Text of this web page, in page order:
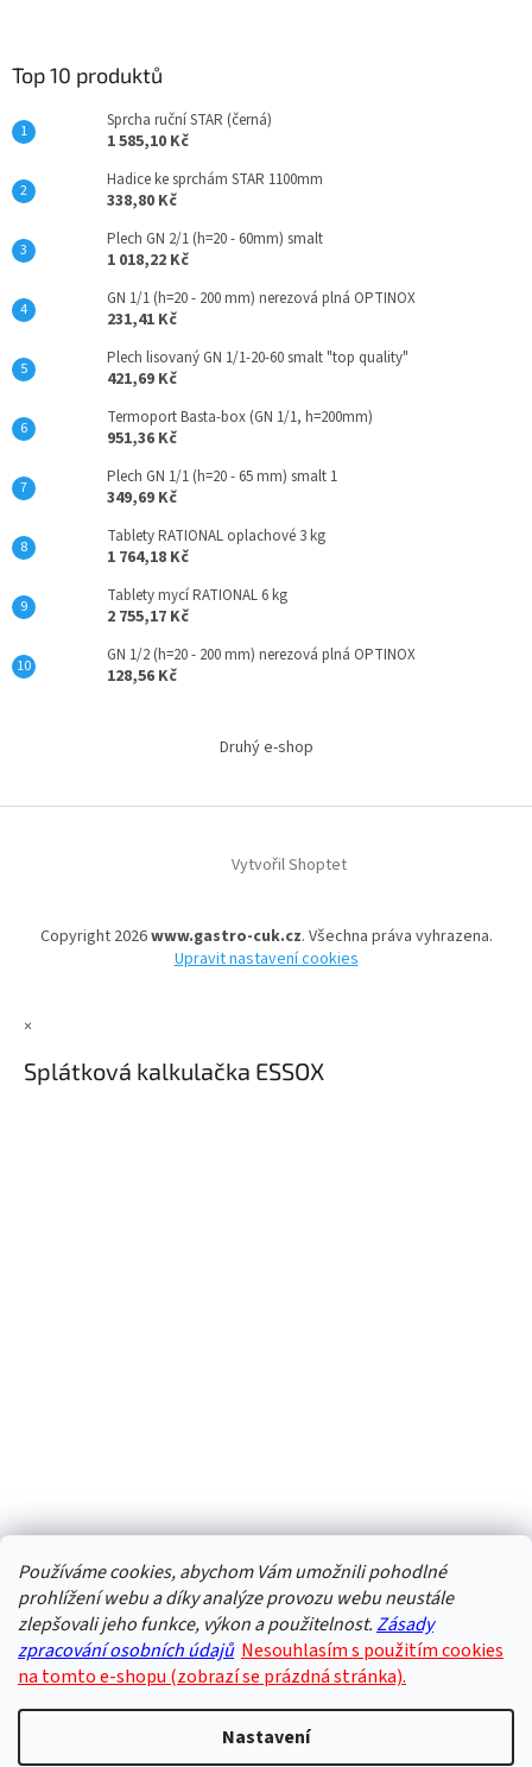
Používáme cookies, abychom Vám umožnili pohodlné
prohlížení webu a díky analýze provozu webu neustále
zlepšovali jeho funkce, výkon a použitelnost.Zásady
zpracování osobních údajů Nesouhlasím s použitím cookies
na tomto e-shopu (zobrazí se prázdná stránka).
Nastavení
Top 10 produktů
Sprcha ruční STAR (černá)
1 585,10 Kč
Hadice ke sprchám STAR 1100mm
338,80 Kč
Plech GN 2/1 (h=20 - 60mm) smalt
1 018,22 Kč
GN 1/1 (h=20 - 200 mm) nerezová plná OPTINOX
231,41 Kč
Plech lisovaný GN 1/1-20-60 smalt "top quality"
421,69 Kč
Termoport Basta-box (GN 1/1, h=200mm)
951,36 Kč
Plech GN 1/1 (h=20 - 65 mm) smalt 1
349,69 Kč
Tablety RATIONAL oplachové 3 kg
1 764,18 Kč
Tablety mycí RATIONAL 6 kg
2 755,17 Kč
GN 1/2 (h=20 - 200 mm) nerezová plná OPTINOX
128,56 Kč
Druhý e-shop
Vytvořil Shoptet
Copyright 2026www.gastro-cuk.cz. Všechna práva vyhrazena.
Upravit nastavení cookies
×
Splátková kalkulačka ESSOX